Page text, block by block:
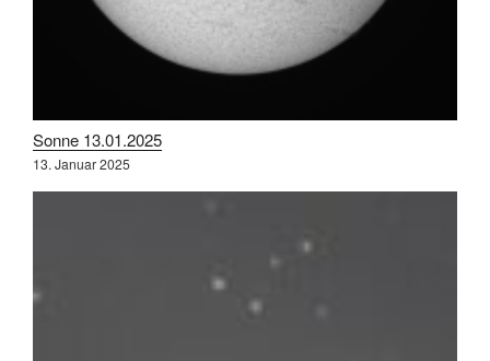
Sonne 13.01.2025
13. Januar 2025